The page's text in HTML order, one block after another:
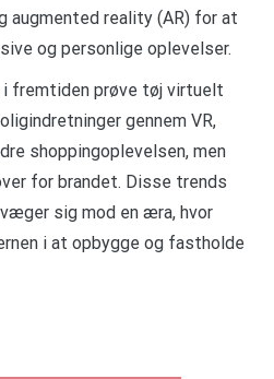
augmented reality (AR) for at
og personlige oplevelser.
i fremtiden prøve tøj virtuelt
gennem VR,
shoppingoplevelsen, men
for brandet. Disse trends
sig mod en æra, hvor
i at opbygge og fastholde